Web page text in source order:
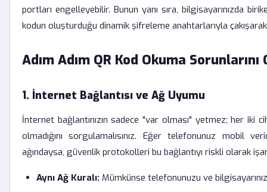
portları engelleyebilir. Bunun yanı sıra, bilgisayarınızda
kodun oluşturduğu dinamik şifreleme anahtarlarıyla
Adım Adım QR Kod Okuma
1. İnternet Bağlantısı ve Ağ Uyumu
İnternet bağlantınızın sadece "var olması" yetmez; her iki
olmadığını sorgulamalısınız. Eğer telefonunuz mobil
ağındaysa, güvenlik protokolleri bu bağlantıyı riskli olarak
Aynı Ağ Kuralı: Mümkünse telefonunuzu ve